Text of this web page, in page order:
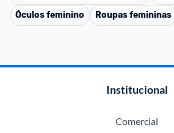
Óculos feminino
Roupas femininas
Institucional
Comercial